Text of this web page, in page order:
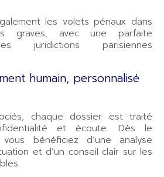
les volets pénaux dans
graves, avec une parfaite
juridictions parisiennes
humain, personnalisé
chaque dossier est traité
et écoute. Dès le
bénéficiez d’une analyse
et d’un conseil clair sur les